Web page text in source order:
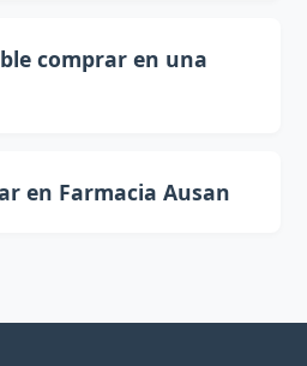
comprar en una
en Farmacia Ausan